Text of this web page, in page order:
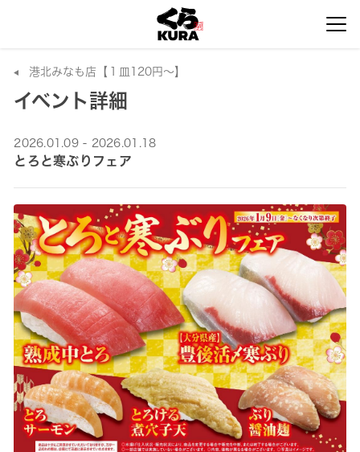
港北みなも店【１皿120円～】
イベント詳細
2026.01.09 - 2026.01.18
とろと寒ぶりフェア